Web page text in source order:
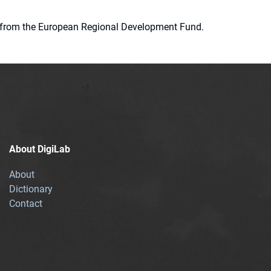
the European Regional Development Fund.
About DigiLab
About
Dictionary
Contact